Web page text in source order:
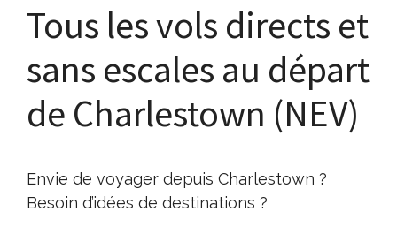
Tous les vols directs et
sans escales au départ
de Charlestown (NEV)
Envie de voyager depuis Charlestown ?
Besoin d’idées de destinations ?